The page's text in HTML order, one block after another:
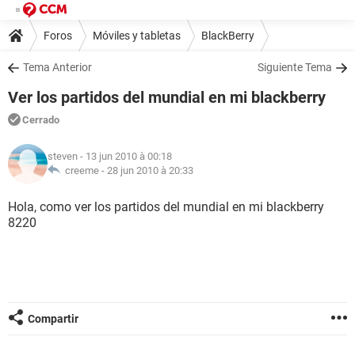
Foros Móviles y tabletas BlackBerry
Tema Anterior Siguiente Tema
Ver los partidos del mundial en mi blackberry
Cerrado
steven - 13 jun 2010 à 00:18
creeme - 28 jun 2010 à 20:33
Hola, como ver los partidos del mundial en mi blackberry
8220
Compartir